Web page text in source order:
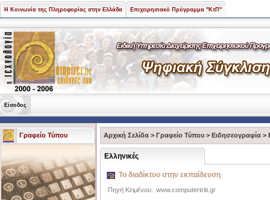
Η Κοινωνία της Πληροφορίας στην Ελλάδα Επιχειρησιακό Πρόγραμμα "ΚτΠ"
Είσοδος
Γραφείο Τύπου Αρχική Σελίδα > Γραφείο Τύπου > Ειδησεογραφία >
Ελληνικές
Το διαδίκτυο στην εκπαίδευση
Πηγή Κειμένου: www.computertriti.gr